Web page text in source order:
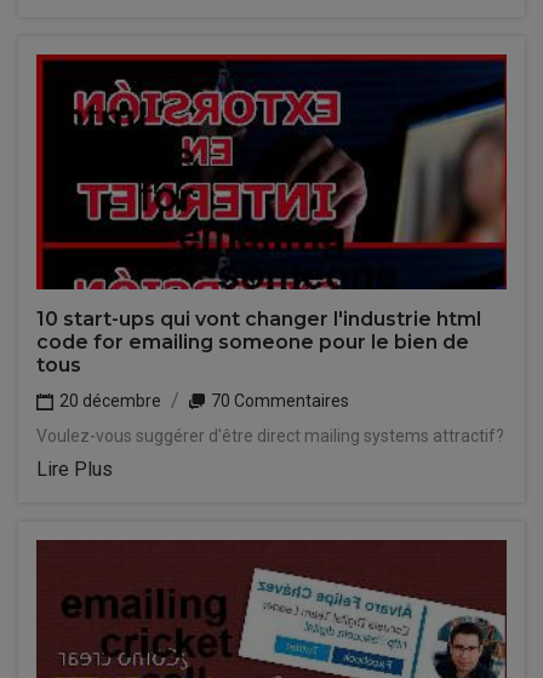
10 start-ups qui vont changer l'industrie html
code for emailing someone pour le bien de
tous
20 décembre
70 Commentaires
Voulez-vous suggérer d'être direct mailing systems attractif?
Lire Plus